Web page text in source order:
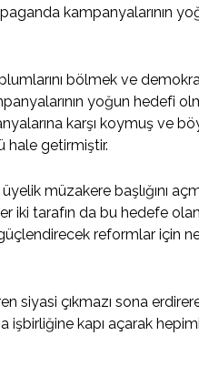
kampanyalarının
bölmek ve
yoğun hedefi
karşı koymuş ve
hale getirmiştir.
müzakere başlığını
tarafın da bu hedefe olan
reformlar için
siyasi çıkmazı sona
işbirliğine kapı açarak